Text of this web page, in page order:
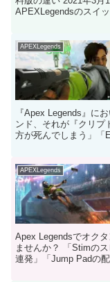
APEXLegendsのスイ
APEXLegends
『Apex Legends』に
ンド、それが『クリプ
方が死んでしまう」「
APEXLegends
Apex Legendsでオク
ませんか？ 「Stimの
連発」「Jump Padの